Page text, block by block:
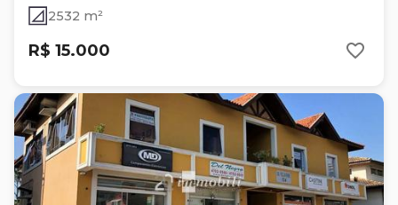
2532 m²
R$ 15.000